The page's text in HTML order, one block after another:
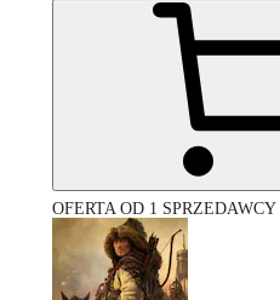
OFERTA OD 1 SPRZEDAWCY